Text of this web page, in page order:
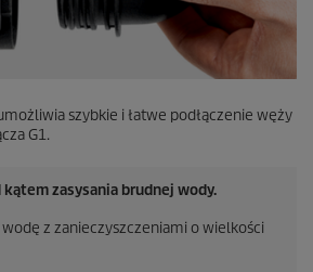
szybkie i łatwe podłączenie węży
G1.
zasysania brudnej wody.
z zanieczyszczeniami o wielkości